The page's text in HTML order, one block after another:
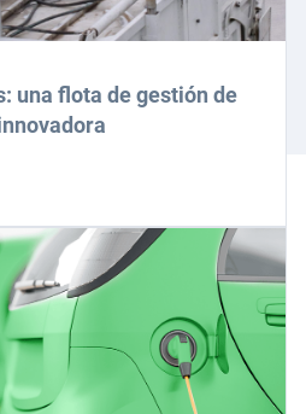
una flota de gestión de